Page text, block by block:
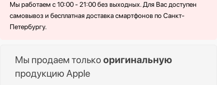
Мы работаем с 10:00 - 21:00 без выходных. Для Вас доступен
самовывоз и бесплатная доставка смартфонов по Санкт-
Петербургу.
Мы продаем только оригинальную
продукцию Apple